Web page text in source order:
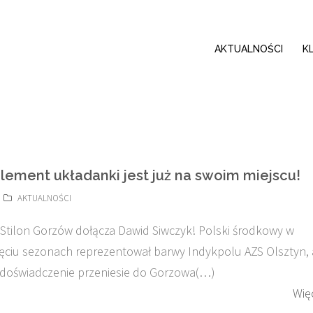
AKTUALNOŚCI
układanki jest już na swoim miejscu!
AKTUALNOŚCI
Gorzów dołącza Dawid Siwczyk! Polski środkowy w
sezonach reprezentował barwy Indykpolu AZS Olsztyn,
przeniesie do Gorzowa(…)